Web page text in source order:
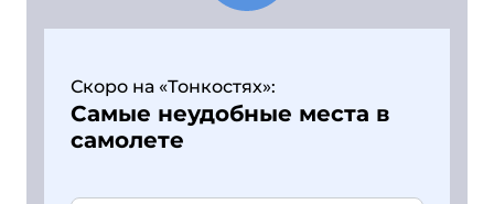
Скоро на «Тонкостях»:
Самые неудобные места в
самолете